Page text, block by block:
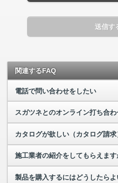
送信す
関連するFAQ
電話で問い合わせをしたい
カタログが欲しい（カタログ請求
施工業者の紹介をしてもらえます
製品を購入するにはどうしたら